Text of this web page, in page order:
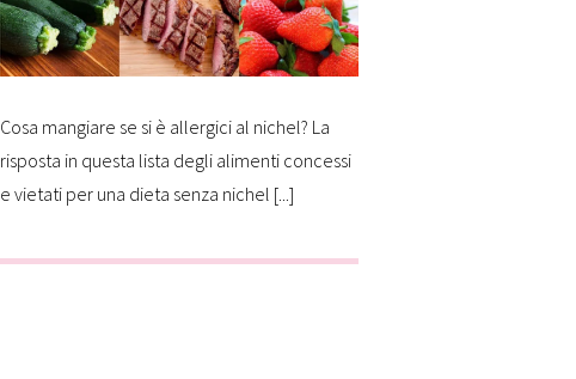
Cosa mangiare se si è allergici al nichel? La
risposta in questa lista degli alimenti concessi
e vietati per una dieta senza nichel [...]